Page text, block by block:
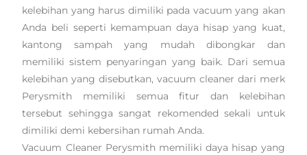
kelebihan yang harus dimiliki pada vacuum yang akan
Anda beli seperti kemampuan daya hisap yang kuat,
kantong sampah yang mudah dibongkar dan
memiliki sistem penyaringan yang baik. Dari semua
kelebihan yang disebutkan, vacuum cleaner dari merk
Perysmith memiliki semua fitur dan kelebihan
tersebut sehingga sangat rekomended sekali untuk
dimiliki demi kebersihan rumah Anda.
Vacuum Cleaner Perysmith memiliki daya hisap yang